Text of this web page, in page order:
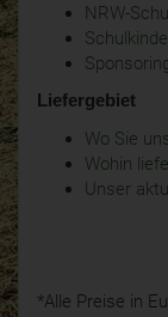
NRW-
Liefergebiet
Wo Sie
Wohin
Unser
*Alle Preise in